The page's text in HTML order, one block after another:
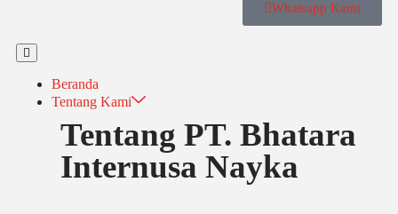
Whatsapp Kami
Beranda
Tentang Kami
Tentang PT. Bhatara
Internusa Nayka